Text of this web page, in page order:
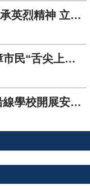
開原市業民鎮中心小學：傳承英烈精神 立志報效祖國
開原市兩部門聯合檢查 保障市民“舌尖上的安全”
開原“鐵警”進校園 對鐵路沿線學校開展安全教育